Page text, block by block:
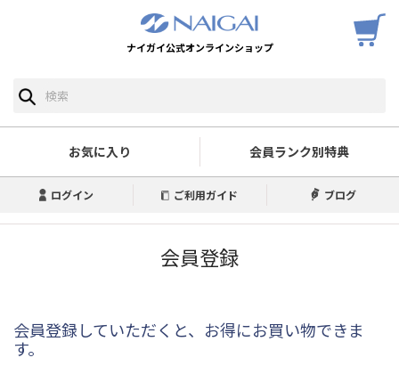
ナイガイ公式オンラインショップ
お気に入り 会員ランク別特典
ログイン ご利用ガイド ブログ
会員登録
会員登録していただくと、お得にお買い物できま
す。